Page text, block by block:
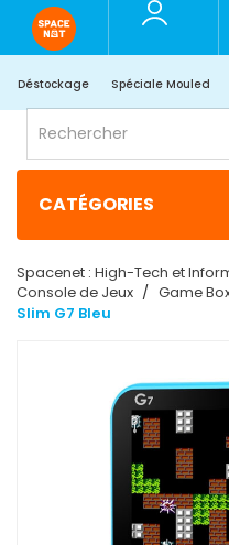
Déstockage Spéciale Mouled
CATÉGORIES
Spacenet : High-Tech et
Console de Jeux
Game
Slim G7 Bleu